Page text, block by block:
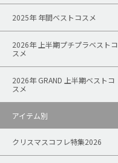
2025年 年間ベストコスメ
2026年 上半期プチプラベストコ
スメ
2026年 GRAND 上半期ベストコ
スメ
アイテム別
クリスマスコフレ特集2026